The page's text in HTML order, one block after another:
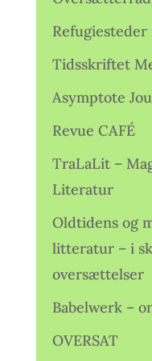
Refugiesteder
Tidsskriftet
Asymptote
Revue CAFÉ
TraLaLit –
Literatur
Oldtidens og
litteratur – i
oversættelser
Babelwerk –
OVERSAT